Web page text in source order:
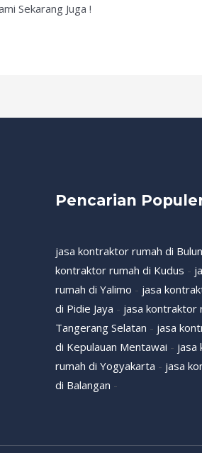
Sekarang Juga !
Pencarian
jasa kontraktor rumah di
kontraktor rumah di Kudus -
rumah di Yalimo - jasa
di Pidie Jaya - jasa kontraktor
Tangerang Selatan - jasa
di Kepulauan Mentawai - jasa
rumah di Yogyakarta - jasa
di Balangan -